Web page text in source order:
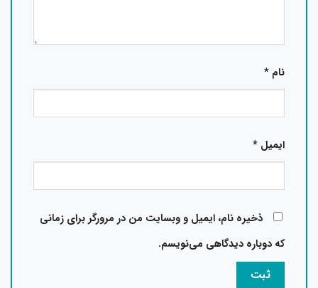
*
ایمیل*
ذخیره نام، ایمیل و وبسایت من در مرورگر برای زمانی
که دوباره دیدگاهی می‌نویسم.